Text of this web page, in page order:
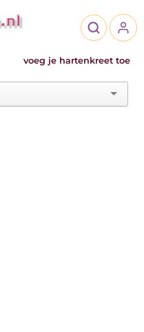
voeg je hartenkreet toe